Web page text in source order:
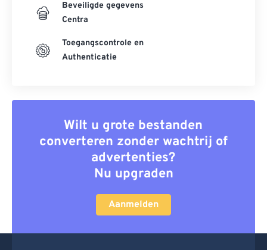
Beveiligde gegevens
Centra
Toegangscontrole en
Authenticatie
Wilt u grote bestanden
converteren zonder wachtrij of
advertenties?
Nu upgraden
Aanmelden